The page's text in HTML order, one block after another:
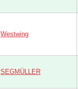
Westwing
SEGMÜLLER